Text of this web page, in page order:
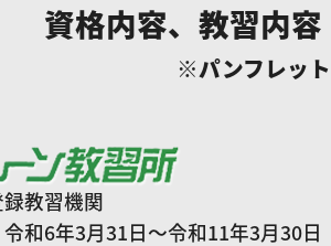
資格内容、教習内
※パンフレッ
教習機関
和6年3月31日～令和11年3月30日